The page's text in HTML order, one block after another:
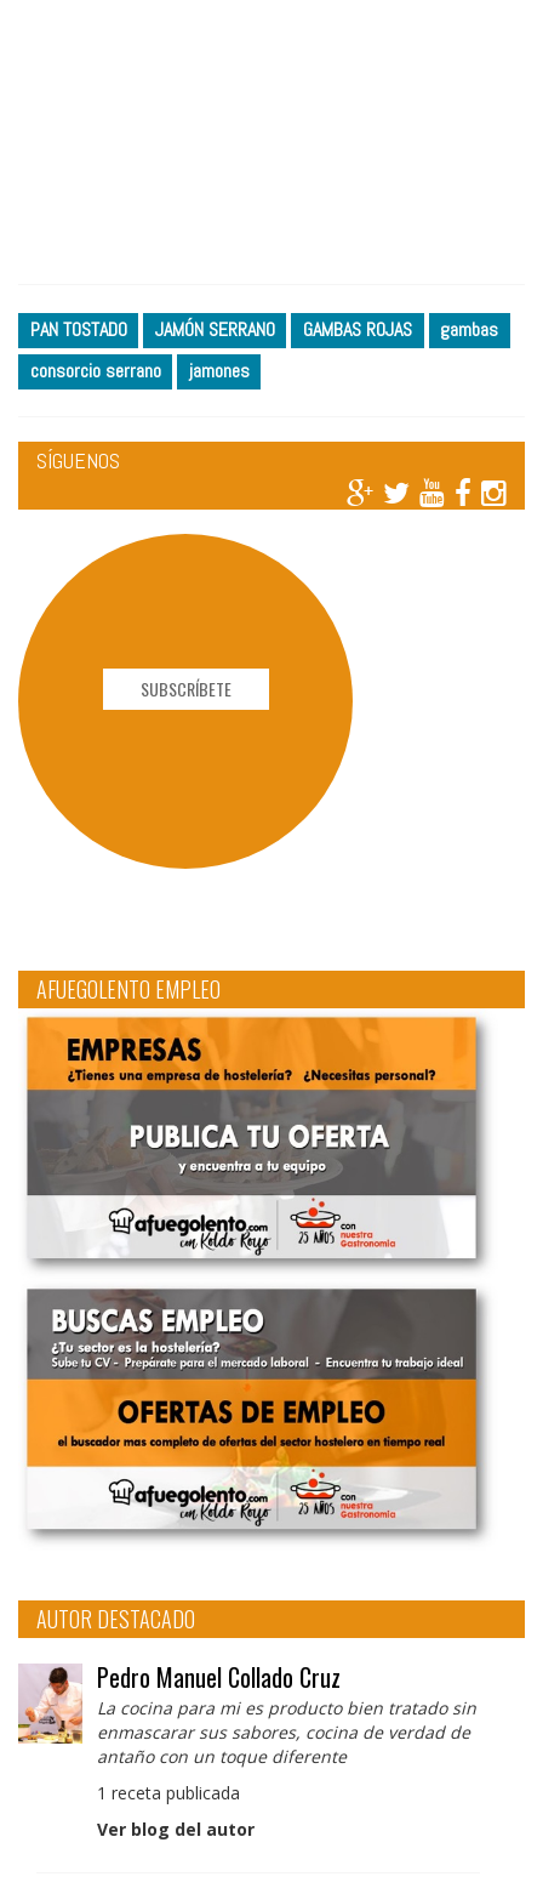
PAN TOSTADO JAMÓN SERRANO GAMBAS ROJAS
gambas
consorcio serrano
jamones
SÍGUENOS
SUBSCRÍBETE
AFUEGOLENTO EMPLEO
AUTOR DESTACADO
Pedro Manuel Collado Cruz
La cocina para mi es producto bien tratado sin
enmascarar sus sabores, cocina de verdad de
antaño con un toque diferente
1 receta publicada
Ver blog del autor